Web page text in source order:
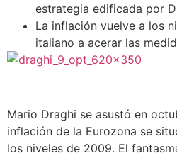
estrategia edificada por
La inflación vuelve a los
italiano a acerar las
Mario Draghi se asustó en
inflación de la Eurozona se
los niveles de 2009. El